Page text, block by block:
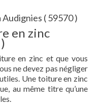
Audignies ( 59570 )
en zinc
en zinc et que vous
ne devez pas négliger
Une toiture en zinc
au même titre qu’une